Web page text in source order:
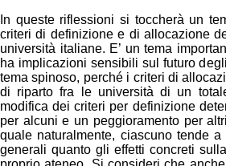
In queste riflessioni si toccherà un
criteri di definizione e di allocazione
università italiane. E’ un tema
ha implicazioni sensibili sul futuro
tema spinoso, perché i criteri di
di riparto fra le università di un
modifica dei criteri per definizione
per alcuni e un peggioramento per
quale naturalmente, ciascuno tende
generali quanto gli effetti concreti